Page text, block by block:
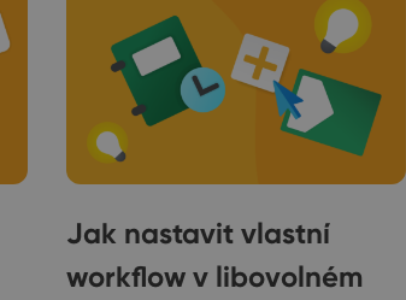
Jak nastavit vlastní
workflow v libovolném